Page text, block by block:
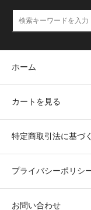
ホーム
カートを見る
特定商取引法に基づ
プライバシーポリシ
お問い合わせ